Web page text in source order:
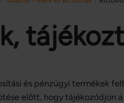
és pénzügyi termékek
előtt, hogy tájékozódjon